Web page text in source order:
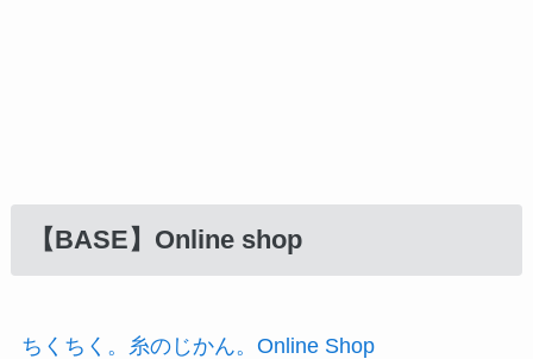
【BASE 】Online shop
ちくちく。糸のじかん。Online Shop